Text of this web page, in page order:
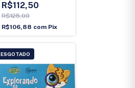
R$112,50
R$125,00
R$106,88 com Pix
ESGOTADO